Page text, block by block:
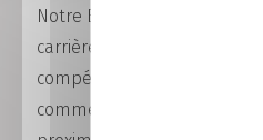
Notre BTS NDRC est idéal
carrière de business
compétences pour créer
commerciales